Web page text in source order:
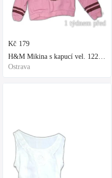
1 týdnem před
Kč 179
H&M Mikina s kapucí vel. 122 fialová
Ostrava